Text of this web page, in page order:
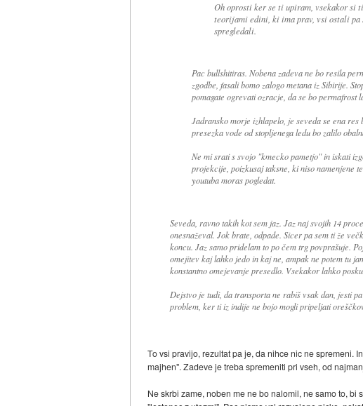
Oh oprosti ker se ti upiram, vsekakor si
teorijami edini, ki ima prav, vsi ostali pa
spregledali.
Pac bullshitiras. Nobena zadeva ne bo resila
zgodbe, fasali bomo zalogo metana iz Sibirije.
pomagate ogrevati ozracje, da se bo permafrost
Jadransko morje izhlapelo, je seveda se ena res
presezka vode od stopljenega ledu bo zalilo
Ne mi srati s svojo "kmecko pametjo" in iskati
projekcije, poizkusaj taksne, ki niso namenjene
youtuba moras pogledat.
Seveda, ravno takih kot sem jaz. Jaz naj svojih 14
onesnaževal. Jok brate, odpade. Sicer pa sem ti že
koncu. Jaz samo pridelam to po čem trg povprašuje.
omejitev kaj lahko jedo in kaj ne, ampak ne potem tu
konstantno omejevanje presedlo. Vsekakor lahko
Dejstvo je tudi, da transporta ne rabiš vsak dan, jesti
problem, ker ti iz indije ne bojo mogli pripeljati
To vsi pravijo, rezultat pa je, da nihce nic ne spremeni.
majhen". Zadeve je treba spremeniti pri vseh, od
Ne skrbi zame, noben me ne bo nalomil, ne samo to,